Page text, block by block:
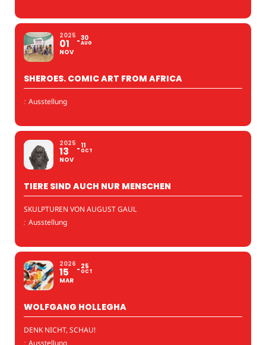
2025
01
NOV
30
AUG
SHEROES. COMIC ART FROM AFRICA
: Ausstellung
2025
13
NOV
11
OCT
TIERE SIND AUCH NUR MENSCHEN
SKULPTUREN VON AUGUST GAUL
: Ausstellung
2026
15
MAR
25
OCT
WOLFGANG HOLLEGHA
DENK NICHT, SCHAU!